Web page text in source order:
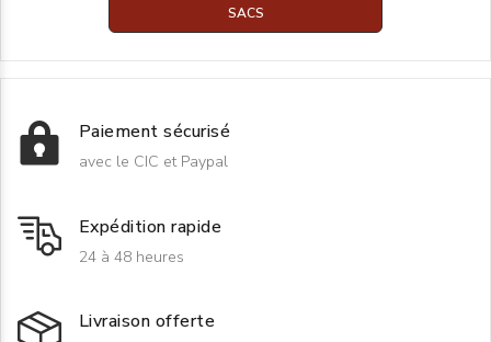
SACS
Paiement sécurisé
avec le CIC et Paypal
Expédition rapide
24 à 48 heures
Livraison offerte